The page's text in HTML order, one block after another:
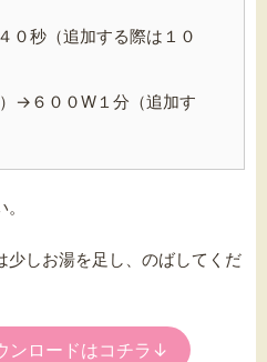
０秒（追加する際は１０
→６００W１分（追加す
少しお湯を足し、のばしてくだ
ンロードはコチラ↓